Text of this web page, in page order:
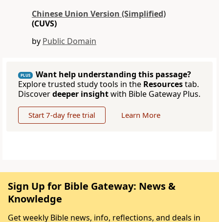
Chinese Union Version (Simplified)
(CUVS)
by Public Domain
PLUS
Want help understanding this passage?
Explore trusted study tools in the Resourcestab.
Discoverdeeper insightwith Bible Gateway Plus.
Start 7-day free trial Learn More
Sign Up for Bible Gateway: News &
Knowledge
Get weekly Bible news, info, reflections, and deals in